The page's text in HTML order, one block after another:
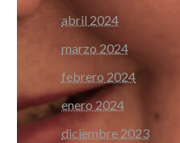
abril 2024
marzo 2024
febrero 2024
enero 2024
diciembre 2023